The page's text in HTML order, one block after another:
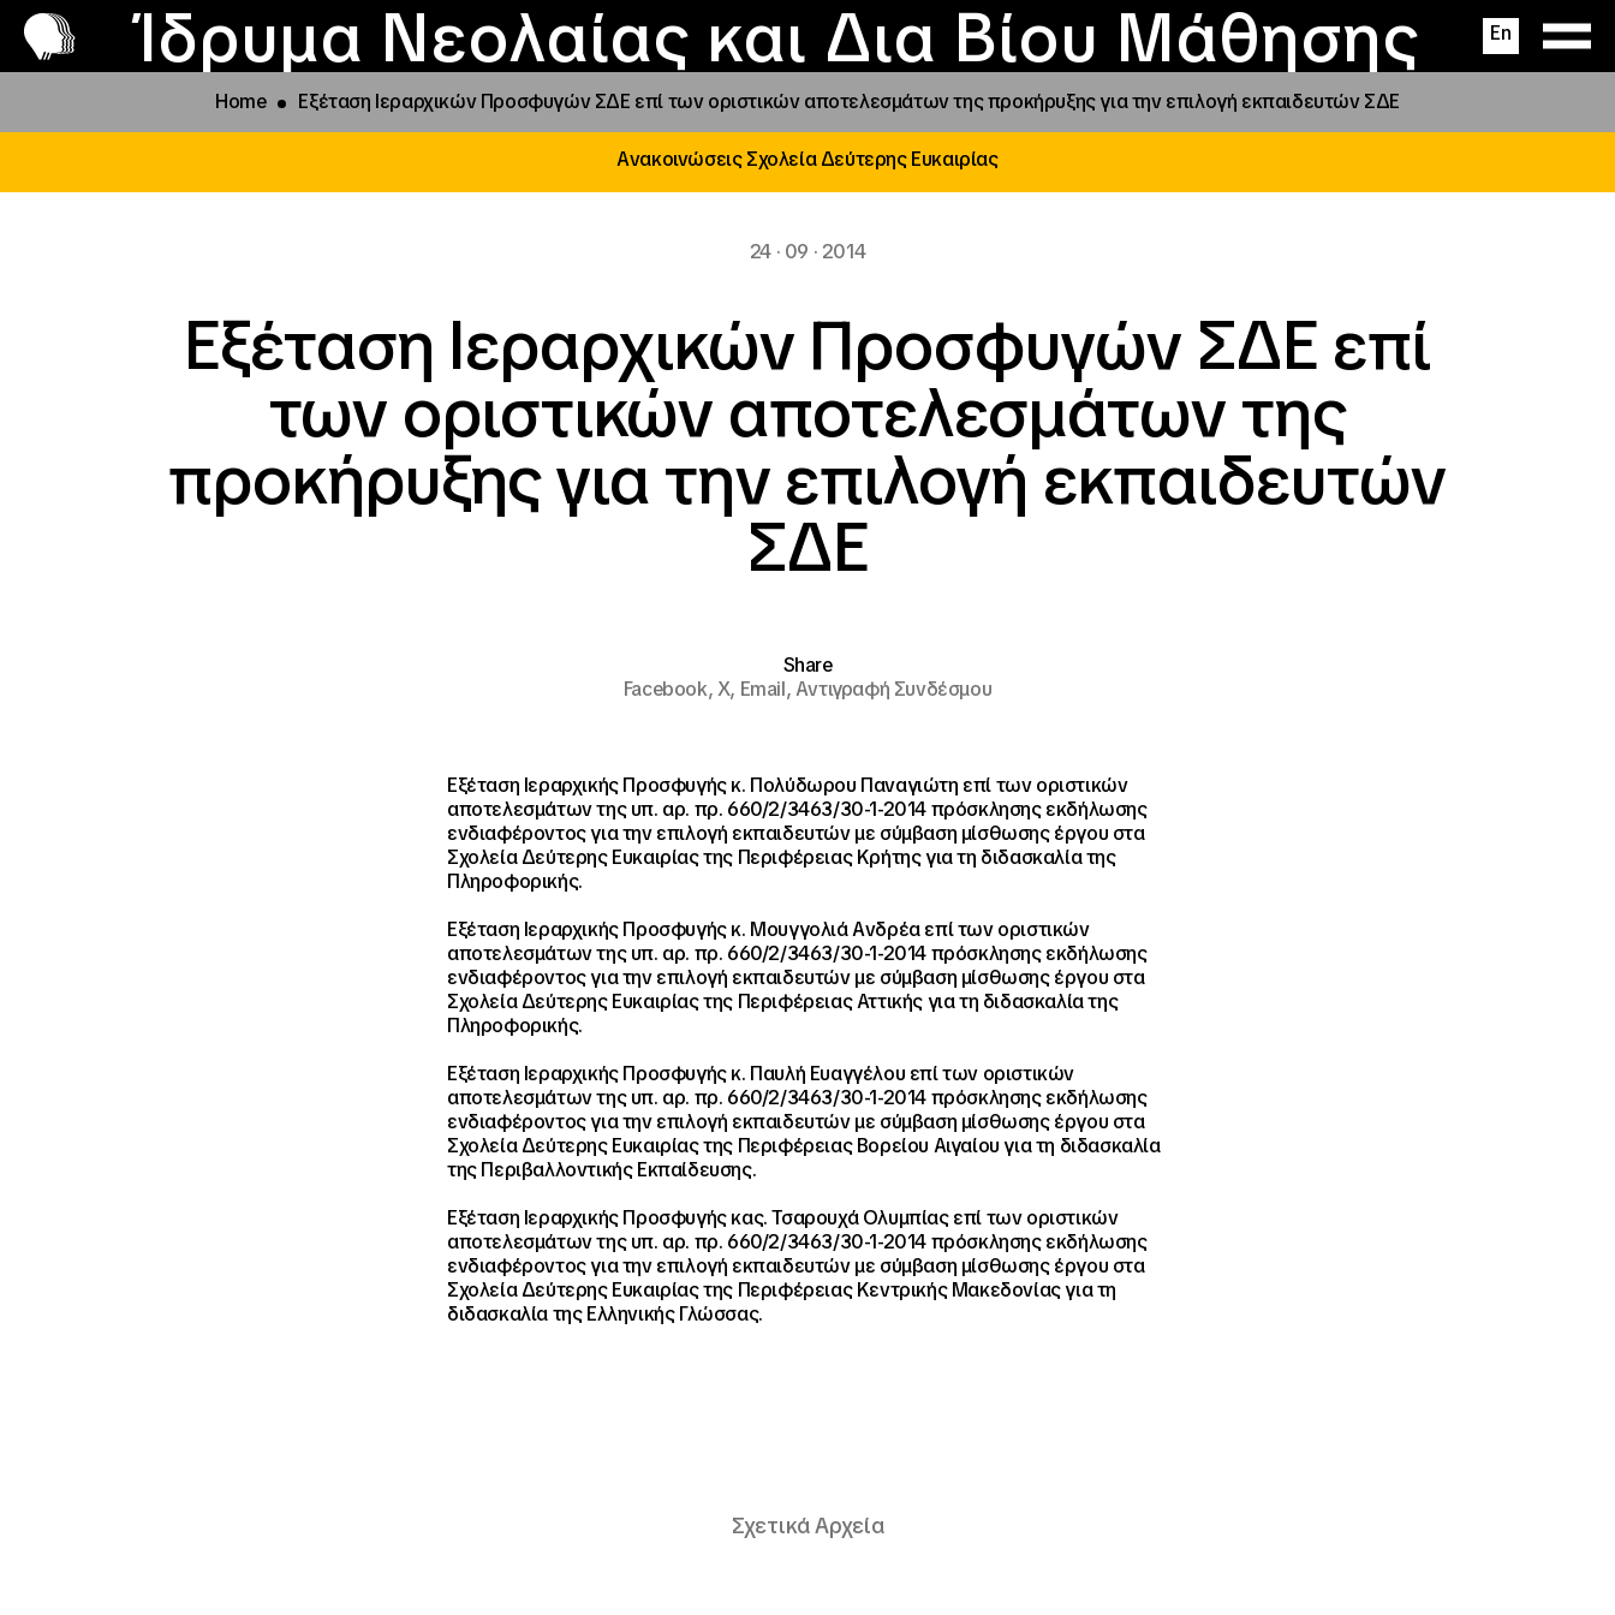
Ίδρυμα Νεολαίας και Δια Βίου Μάθησης En
Το ΙΝΕΔΙΒΙΜ
Προγράμματα και δράσεις
Φοιτητικές Εστίες
Παραχώρηση αιγίδας
Νέα
Επικοινωνία
Home Εξέταση Ιεραρχικών Προσφυγών ΣΔΕ επί των οριστικών αποτελεσμάτων της προκήρυξης για την επιλογή εκπαιδευτών ΣΔΕ
Ανακοινώσεις Σχολεία Δεύτερης Ευκαιρίας
24 · 09 · 2014
Εξέταση Ιεραρχικών Προσφυγών ΣΔΕ επί
των οριστικών αποτελεσμάτων της
προκήρυξης για την επιλογή εκπαιδευτών
ΣΔΕ
Share
Facebook,X, Email,Αντιγραφή Συνδέσμου
Εξέταση Ιεραρχικής Προσφυγής κ. Πολύδωρου Παναγιώτη επί των οριστικών
αποτελεσμάτων της υπ. αρ. πρ. 660/2/3463/30-1-2014 πρόσκλησης εκδήλωσης
ενδιαφέροντος για την επιλογή εκπαιδευτών με σύμβαση μίσθωσης έργου στα
Σχολεία Δεύτερης Ευκαιρίας της Περιφέρειας Κρήτης για τη διδασκαλία της
Πληροφορικής.
Εξέταση Ιεραρχικής Προσφυγής κ. Μουγγολιά Ανδρέα επί των οριστικών
αποτελεσμάτων της υπ. αρ. πρ. 660/2/3463/30-1-2014 πρόσκλησης εκδήλωσης
ενδιαφέροντος για την επιλογή εκπαιδευτών με σύμβαση μίσθωσης έργου στα
Σχολεία Δεύτερης Ευκαιρίας της Περιφέρειας Αττικής για τη διδασκαλία της
Πληροφορικής.
Εξέταση Ιεραρχικής Προσφυγής κ. Παυλή Ευαγγέλου επί των οριστικών
αποτελεσμάτων της υπ. αρ. πρ. 660/2/3463/30-1-2014 πρόσκλησης εκδήλωσης
ενδιαφέροντος για την επιλογή εκπαιδευτών με σύμβαση μίσθωσης έργου στα
Σχολεία Δεύτερης Ευκαιρίας της Περιφέρειας Βορείου Αιγαίου για τη διδασκαλία
της Περιβαλλοντικής Εκπαίδευσης.
Εξέταση Ιεραρχικής Προσφυγής κας. Τσαρουχά Ολυμπίας επί των οριστικών
αποτελεσμάτων της υπ. αρ. πρ. 660/2/3463/30-1-2014 πρόσκλησης εκδήλωσης
ενδιαφέροντος για την επιλογή εκπαιδευτών με σύμβαση μίσθωσης έργου στα
Σχολεία Δεύτερης Ευκαιρίας της Περιφέρειας Κεντρικής Μακεδονίας για τη
διδασκαλία της Ελληνικής Γλώσσας.
Σχετικά Αρχεία